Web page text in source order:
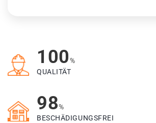
100%
QUALITÄT
98%
BESCHÄDIGUNGSFREI